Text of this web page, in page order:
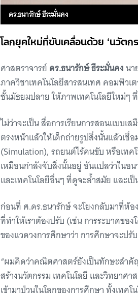
ดร.ธนารักษ์ ธีระมั่นคง
โลกยุคใหม่ที่ขับเคลื่อนด้วย ‘นวัตก
ศาสตราจารย์ดร.ธนารักษ์ ธีระมั่นคงน
ภาควิชาเทคโนโลยีสารสนเทศ คอมพิว
ชั้นมัธยมปลาย ให้ภาพเทคโนโลยีใหม่ๆ
ไม่ว่าจะเป็น สื่อการเรียนการสอนแบบเ
ตรงหน้าแล้วให้เด็กถ่ายรูปสิ่งนั้นแล้วเชื่
(Simulation), รถยนต์ไร้คนขับ หรือเทค
เหมือนกำลังจับสิ่งนั้นอยู่ อันแปลว่าในอ
และเทคโนโลยีอื่นๆ ที่ดูจะล้ำสมัย และเ
ก่อนที่ ศ.ดร.ธนารักษ์ จะโยงกลับมาที่ห้อ
ที่ทำให้เราต้องปรับ (เช่น การระบาดขอ
ของแวดวงการศึกษาว่า การศึกษาจะปรั
“ผมคิดว่าคณิตศาสตร์ยังเป็นทักษะสำคั
สร้างนวัตกรรม เทคโนโลยี และวิทยาศ
เข้ามาป่วนในโลกของการศึกษา ทั้งเท